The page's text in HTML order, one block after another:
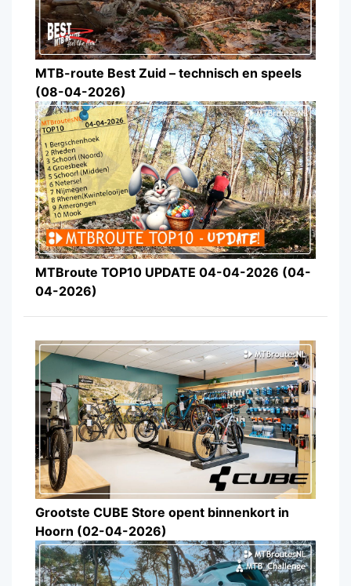
MTB-route Best Zuid – technisch en speels
(08-04-2026)
MTBroute TOP10 UPDATE 04-04-2026 (04-
04-2026)
Grootste CUBE Store opent binnenkort in
Hoorn (02-04-2026)